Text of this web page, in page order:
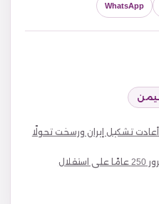
WhatsApp
اليمن
تشكيل إيران ورسخت تحولًا
بين تشييع الإمام الخامنئي ومرور 250 عامًا على استقلال